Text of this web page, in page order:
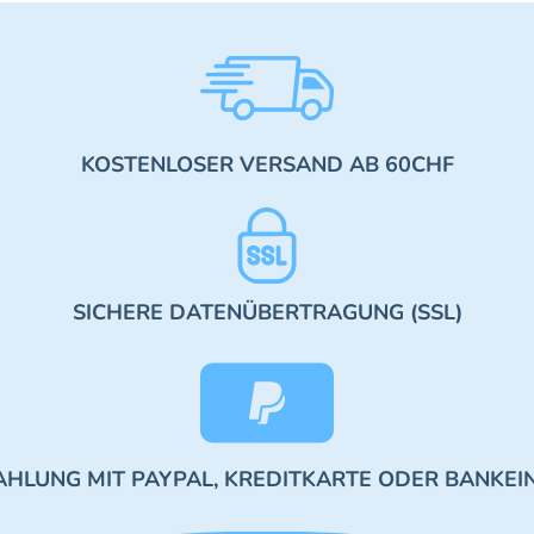
KOSTENLOSER VERSAND AB 60CHF
SICHERE DATENÜBERTRAGUNG (SSL)
MIT PAYPAL, KREDITKARTE ODER